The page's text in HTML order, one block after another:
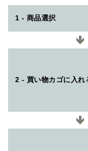
1 - 商品選択
2 - 買い物カゴに入れ